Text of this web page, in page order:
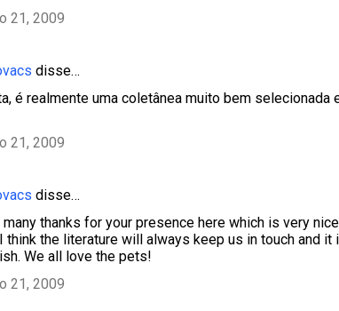
21, 2009
disse…
é realmente uma coletânea muito bem selecionada
21, 2009
disse…
many thanks for your presence here which is very
the literature will always keep us in touch and it
We all love the pets!
21, 2009